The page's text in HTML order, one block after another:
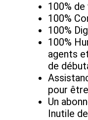
100%
100%
100%
100%
agents
de
pour
Un
Inutile